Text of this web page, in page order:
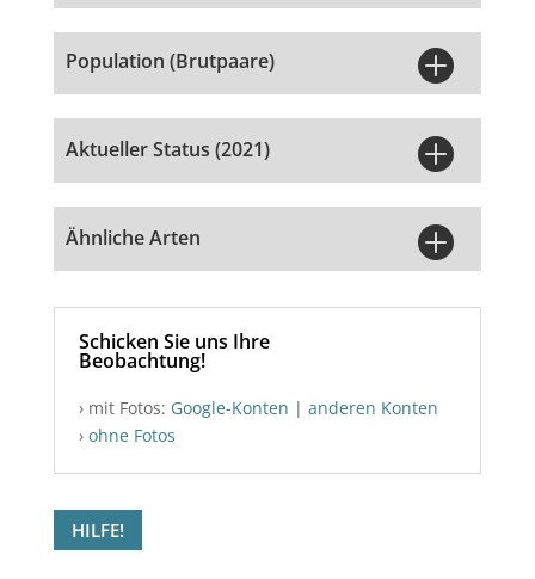
Population (Brutpaare) 
Aktueller Status (2021) 
Ähnliche Arten 
Schicken Sie uns Ihre
Beobachtung!
› mit Fotos: Google-Konten | anderen Konten
› ohne Fotos
HILFE!